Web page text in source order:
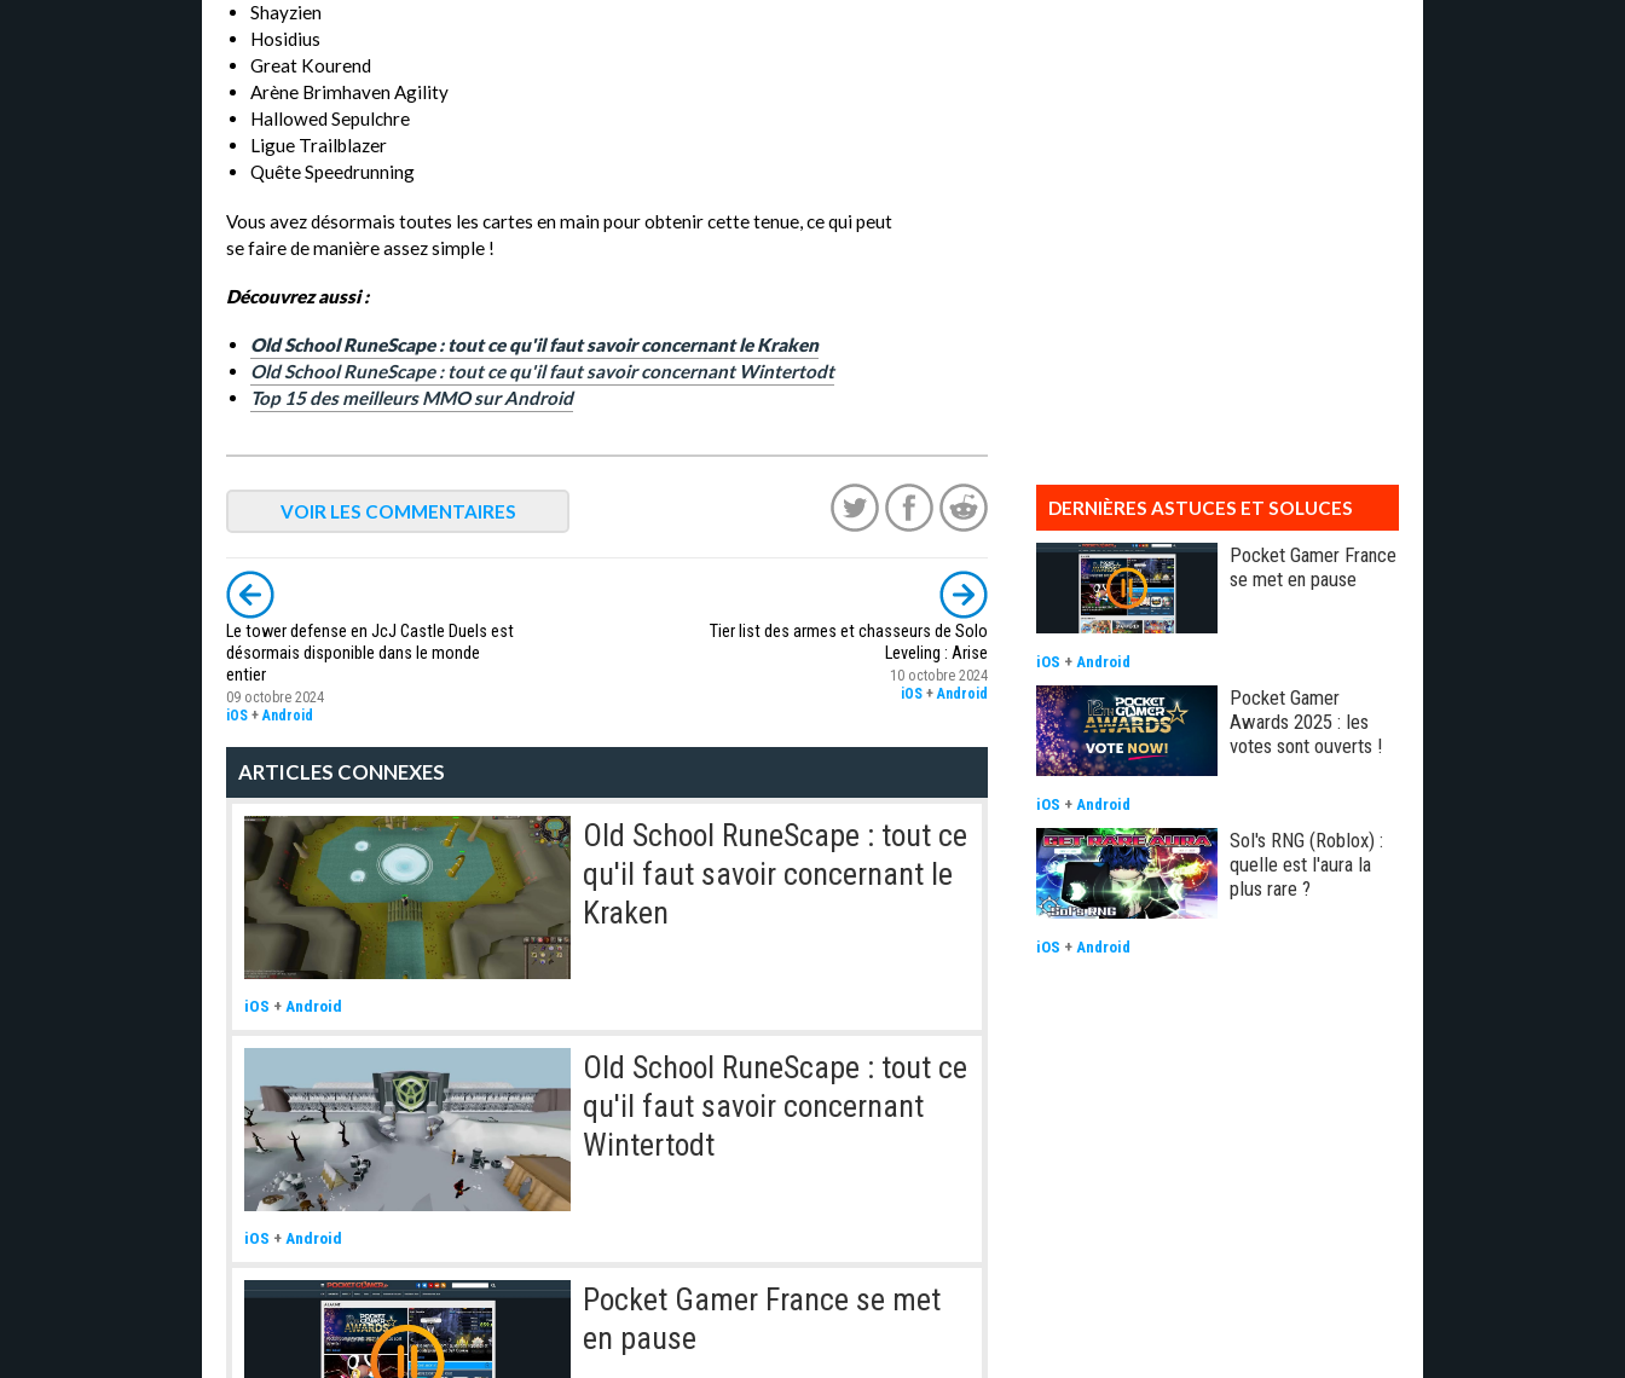
Shayzien
Hosidius
Great Kourend
Arène Brimhaven Agility
Hallowed Sepulchre
Ligue Trailblazer
Quête Speedrunning
Vous avez désormais toutes les cartes en main pour obtenir cette tenue, ce qui peut
se faire de manière assez simple !
Découvrez aussi :
Old School RuneScape : tout ce qu'il faut savoir concernant le Kraken
Old School RuneScape : tout ce qu'il faut savoir concernant Wintertodt
Top 15 des meilleurs MMO sur Android
VOIR LES COMMENTAIRES
Le tower defense en JcJ Castle Duels est
désormais disponible dans le monde
entier
09 octobre 2024
iOS +Android
Tier list des armes et chasseurs de Solo
Leveling : Arise
10 octobre 2024
iOS +Android
ARTICLES CONNEXES
Old School RuneScape : tout ce
qu'il faut savoir concernant le
Kraken
iOS +Android
Old School RuneScape : tout ce
qu'il faut savoir concernant
Wintertodt
iOS +Android
Pocket Gamer France se met
en pause
DERNIÈRES ASTUCES ET SOLUCES
Pocket Gamer France
se met en pause
iOS + Android
Pocket Gamer
Awards 2025 : les
votes sont ouverts !
iOS + Android
Sol's RNG (Roblox) :
quelle est l'aura la
plus rare ?
iOS + Android